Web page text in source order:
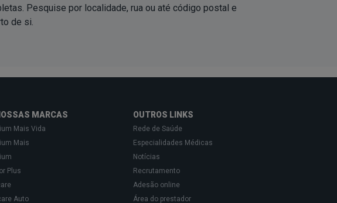
Pesquise por localidade, rua ou até código postal e
de si.
MARCAS
Mais Vida
Mais
Plus
Auto
OUTROS LINKS
Rede de Saúde
Especialidades Médicas
Notícias
Recrutamento
Adesão online
Área do prestador